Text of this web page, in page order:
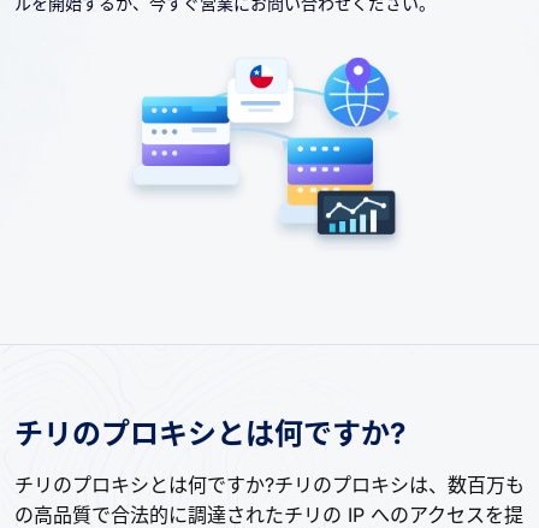
チリのプロキシとは何ですか?
チリのプロキシとは何ですか?チリのプロキシは、数百万も
の高品質で合法的に調達されたチリの IP へのアクセスを提